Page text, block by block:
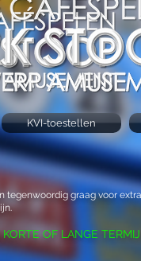
tegenwoordig graag voor
OF LANGE
KVI-toestellen